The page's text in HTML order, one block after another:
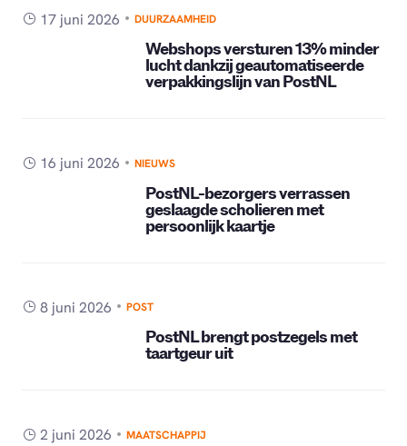
17 juni 2026 DUURZAAMHEID
Webshops versturen 13% minder
lucht dankzij geautomatiseerde
verpakkingslijn van PostNL
16 juni 2026 NIEUWS
PostNL-bezorgers verrassen
geslaagde scholieren met
persoonlijk kaartje
8 juni 2026 POST
PostNL brengt postzegels met
taartgeur uit
2 juni 2026 MAATSCHAPPIJ